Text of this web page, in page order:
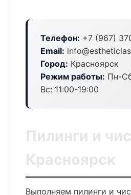
Телефон: +7 (967)
Email:
Город: Красноярск
Режим работы: Пн-
Вс: 11:00-19:00
Пилинги и
Красноярск
Выполняем пилинги и